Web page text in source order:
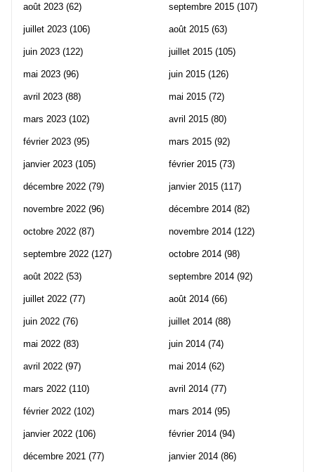
août 2023 (62)
juillet 2023 (106)
juin 2023 (122)
mai 2023 (96)
avril 2023 (88)
mars 2023 (102)
février 2023 (95)
janvier 2023 (105)
décembre 2022 (79)
novembre 2022 (96)
octobre 2022 (87)
septembre 2022 (127)
août 2022 (53)
juillet 2022 (77)
juin 2022 (76)
mai 2022 (83)
avril 2022 (97)
mars 2022 (110)
février 2022 (102)
janvier 2022 (106)
décembre 2021 (77)
septembre 2015 (107)
août 2015 (63)
juillet 2015 (105)
juin 2015 (126)
mai 2015 (72)
avril 2015 (80)
mars 2015 (92)
février 2015 (73)
janvier 2015 (117)
décembre 2014 (82)
novembre 2014 (122)
octobre 2014 (98)
septembre 2014 (92)
août 2014 (66)
juillet 2014 (88)
juin 2014 (74)
mai 2014 (62)
avril 2014 (77)
mars 2014 (95)
février 2014 (94)
janvier 2014 (86)